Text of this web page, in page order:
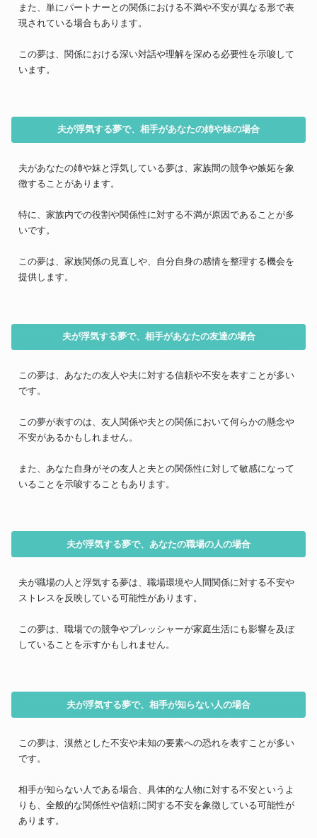
また、単にパートナーとの関係における不満や不安が異なる形で表
現されている場合もあります。
この夢は、関係における深い対話や理解を深める必要性を示唆して
います。
夫が浮気する夢で、相手があなたの姉や妹の場合
夫があなたの姉や妹と浮気している夢は、家族間の競争や嫉妬を象
徴することがあります。
特に、家族内での役割や関係性に対する不満が原因であることが多
いです。
この夢は、家族関係の見直しや、自分自身の感情を整理する機会を
提供します。
夫が浮気する夢で、相手があなたの友達の場合
この夢は、あなたの友人や夫に対する信頼や不安を表すことが多い
です。
この夢が表すのは、友人関係や夫との関係において何らかの懸念や
不安があるかもしれません。
また、あなた自身がその友人と夫との関係性に対して敏感になって
いることを示唆することもあります。
夫が浮気する夢で、あなたの職場の人の場合
夫が職場の人と浮気する夢は、職場環境や人間関係に対する不安や
ストレスを反映している可能性があります。
この夢は、職場での競争やプレッシャーが家庭生活にも影響を及ぼ
していることを示すかもしれません。
夫が浮気する夢で、相手が知らない人の場合
この夢は、漠然とした不安や未知の要素への恐れを表すことが多い
です。
相手が知らない人である場合、具体的な人物に対する不安というよ
りも、全般的な関係性や信頼に関する不安を象徴している可能性が
あります。